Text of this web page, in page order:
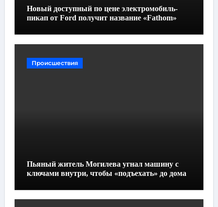
Новый доступный по цене электромобиль-
пикап от Ford получит название «Fathom»
Происшествия
Пьяный житель Могилева угнал машину с
ключами внутри, чтобы «подъехать» до дома